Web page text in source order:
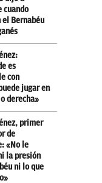
cuando
el Bernabéu
es
con
jugar en
derecha»
primer
de
«No le
la presión
ni lo que